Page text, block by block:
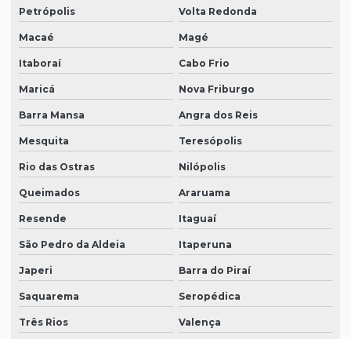
Petrópolis Volta Redonda
Macaé Magé
Itaboraí Cabo Frio
Maricá Nova Friburgo
Barra Mansa Angra dos Reis
Mesquita Teresópolis
Rio das Ostras Nilópolis
Queimados Araruama
Resende Itaguaí
São Pedro da Aldeia Itaperuna
Japeri Barra do Piraí
Saquarema Seropédica
Três Rios Valença